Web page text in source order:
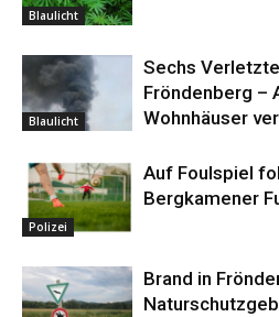
Blaulicht
Blaulicht
Sechs
Fröndenberg –
Wohnhäuser
Polizei
Auf Foulspiel
Bergkamener
Brand in